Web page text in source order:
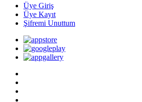
Üye Giriş
Üye Kayıt
Şifremi Unuttum